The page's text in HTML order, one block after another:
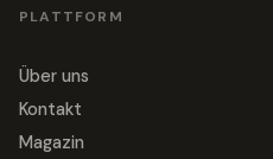
PLATTFORM
Über uns
Kontakt
Magazin